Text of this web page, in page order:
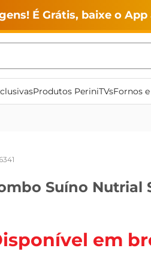
É Grátis, baixe o App
Produtos PeriniTVsFornos
Suíno Nutrial
em